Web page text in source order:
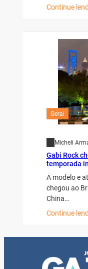
Continue
Geral
Micheli
Gabi Rock
temporada
A modelo e
chegou ao
China…
Continue